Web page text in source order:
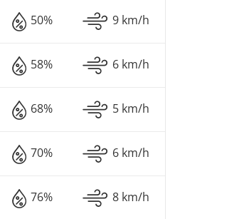
50% 9 km/h
58% 6 km/h
68% 5 km/h
70% 6 km/h
76% 8 km/h